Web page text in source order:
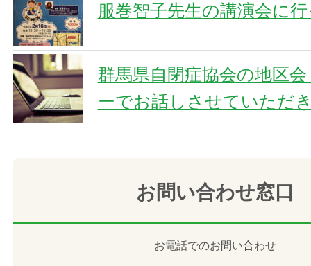
服巻智子先生の講演会に
群馬県自閉症協会の地区
ーでお話しさせていただ
お問い合わせ窓口
お電話でのお問い合わせ